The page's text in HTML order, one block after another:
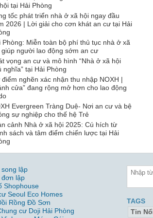
tại Hải Phòng
tốc phát triển nhà ở xã hội ngay đầu
2026 | Lời giải cho cơn khát an cư tại Hải
Phòng: Miễn toàn bộ phí thủ tục nhà ở xã
giúp người lao động sớm an cư
vọng an cư và mô hình “Nhà ở xã hội
nghĩa” tại Hải Phòng
điểm nghẽn xác nhận thu nhập NOXH |
cửa” đang rộng mở hơn cho lao động
Evergreen Tràng Duệ- Nơi an cư và bệ
sự nghiệp cho thế hệ Trẻ
cảnh Nhà ở xã hội 2025: Cú hích từ
sách và tâm điểm chiến lược tại Hải
lập
đơn lập
Shophouse
Seoul Eco Homes
Rồng Đồ Sơn
cư Doji Hải Phòng
TAGS
Tin